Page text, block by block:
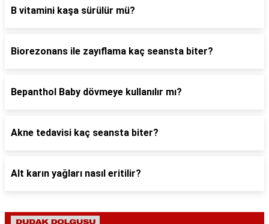
B vitamini kaşa sürülür mü?
Biorezonans ile zayıflama kaç seansta biter?
Bepanthol Baby dövmeye kullanılır mı?
Akne tedavisi kaç seansta biter?
Alt karın yağları nasıl eritilir?